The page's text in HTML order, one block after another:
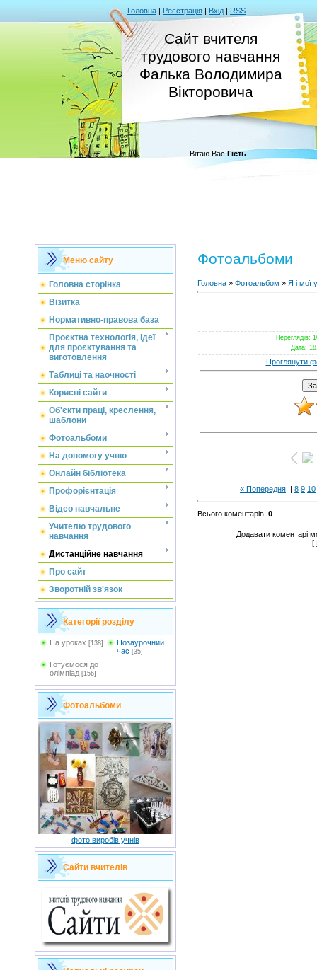
Головна | Реєстрація | Вхід | RSS
Сайт вчителя
трудового навчання
Фалька Володимира
Вікторовича
Вітаю Вас Гість
Меню сайту
Головна сторінка
Візитка
Нормативно-правова база
Проєктна технологія, ідеї
для проєктування та
виготовлення
Таблиці та наочності
Корисні сайти
Об'єкти праці, креслення,
шаблони
Фотоальбоми
На допомогу учню
Онлайн бібліотека
Профорієнтація
Відео навчальне
Учителю трудового
навчання
Дистанційне навчання
Про сайт
Зворотній зв'язок
Категорії розділу
На уроках [138]
Позаурочний
час [35]
Готуємося до
олімпіад [156]
Фотоальбоми
фото виробів учнів
Сайти вчителів
Фотоальбоми
Головна » Фотоальбом » Я і мої
Переглядів:
Дата:
Проглянути
« Попередня 8 9 10
Всього коментарів: 0
Додавати коментарі
[